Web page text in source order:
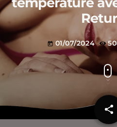
today 01/07/2024
share
email